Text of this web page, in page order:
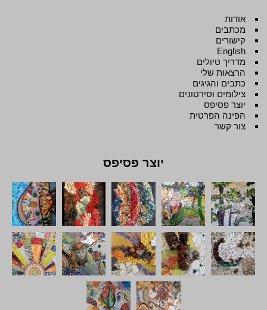
אודות
מכתבים
קישורים
English
מדריך טיולים
הרצאות שלי
כתבים והגיגים
צילומים וסירטונים
יוצר פסיפס
הפינה הפרטית
צור קשר
יוצר פסיפס